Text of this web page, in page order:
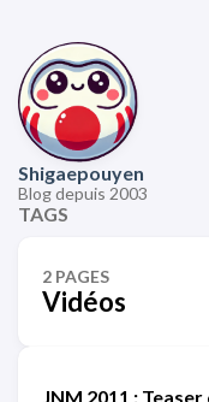
Shigaepouyen
Blog depuis 2003
TAGS
2 PAGES
Vidéos
JNM 2011 :